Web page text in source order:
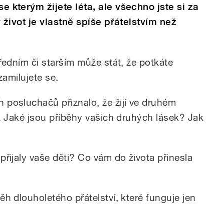
kterým žijete léta, ale všechno jste si za
je vlastně spíše přátelstvím než
či starším může stát, že potkáte
se.
posluchačů přiznalo, že žijí ve druhém
Jaké jsou příběhy vašich druhých lásek? Jak
vaše děti? Co vám do života přinesla
dlouholetého přátelství, které funguje jen